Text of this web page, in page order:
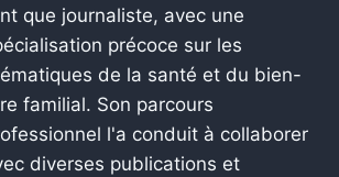
que journaliste, avec une
précoce sur les
de la santé et du bien-
familial. Son parcours
l'a conduit à collaborer
diverses publications et